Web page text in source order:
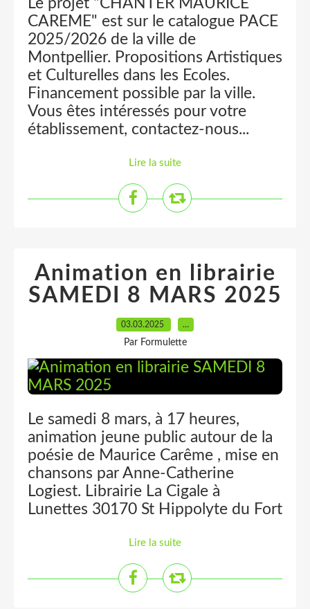
CAREME" est sur le catalogue PACE
2025/2026 de la ville de
Montpellier. Propositions Artistiques
et Culturelles dans les Ecoles.
Financement possible par la ville.
Vous êtes intéressés pour votre
établissement, contactez-nous...
Lire la suite
Animation en librairie
SAMEDI 8 MARS 2025
03.03.2025 …
Par Formulette
Le samedi 8 mars, à 17 heures,
animation jeune public autour de la
poésie de Maurice Carême , mise en
chansons par Anne-Catherine
Logiest. Librairie La Cigale à
Lunettes 30170 St Hippolyte du Fort
Lire la suite